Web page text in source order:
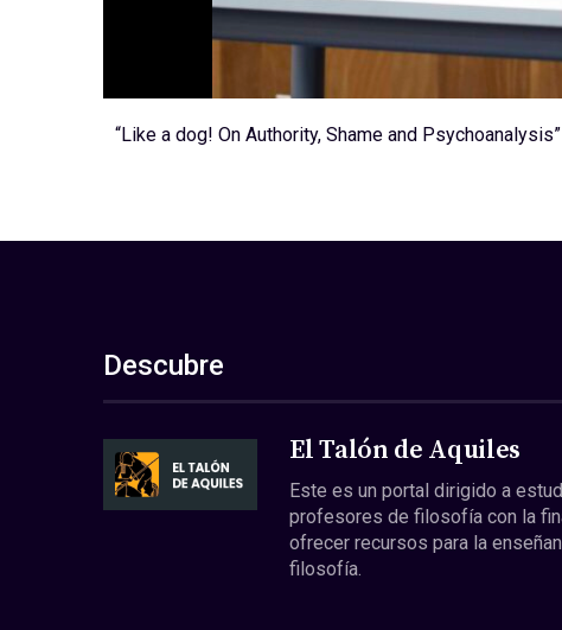
“Like a dog! On Authority, Shame and
Descubre
El Talón de Aquiles
Este es un portal dirigido a
profesores de filosofía con la
ofrecer recursos para la
filosofía.